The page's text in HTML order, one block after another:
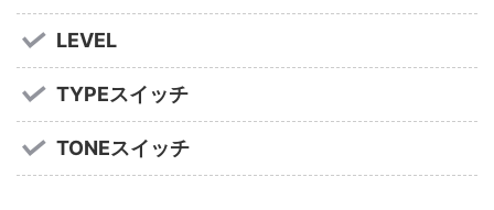
LEVEL
TYPEスイッチ
TONEスイッチ